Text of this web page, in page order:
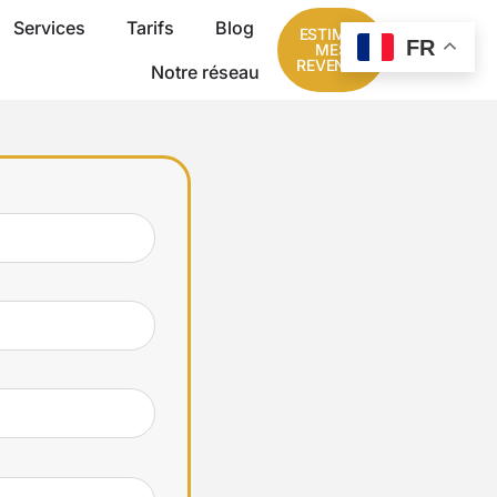
Services Tarifs
Blog
Notre réseau
ESTIMER
MES
REVENUS
FR